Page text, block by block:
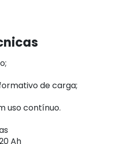
de carga;
uso contínuo.
Ah